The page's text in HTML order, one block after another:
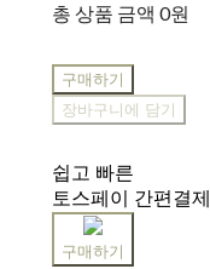
총 상품 금액 0원
구매하기
장바구니에 담기
쉽고 빠른
토스페이 간편결제
구매하기